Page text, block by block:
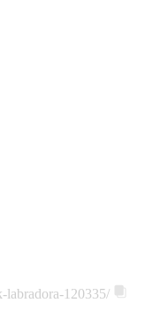
labradora-120335/